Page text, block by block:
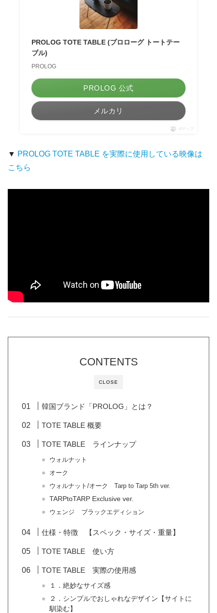
PROLOG TOTE TABLE (プロローグ トートテー
ブル)
PROLOG
PROLOG 公式
メルカリ
ポチップ
▼ PROLOG TOTE TABLE を実際に使用している映像は
こちら
CLOSE
CONTENTS
韓国ブランド「PROLOG」とは？
TOTE TABLE 概要
TOTE TABLE ラインナップ
ウォルナット
オーク
ウォルナット/オーク Tarp to Tarp 5th ver.
TARPtoTARP Exclusive ver.
ウェンジ
ブラックエディション
仕様・特徴 【スペック・サイズ・重量】
TOTE TABLE 使い方
TOTE TABLE 実際の使用感
１．絶妙なサイズ感
２．シンプルでおしゃれなデザイン【サイトに
馴染む】